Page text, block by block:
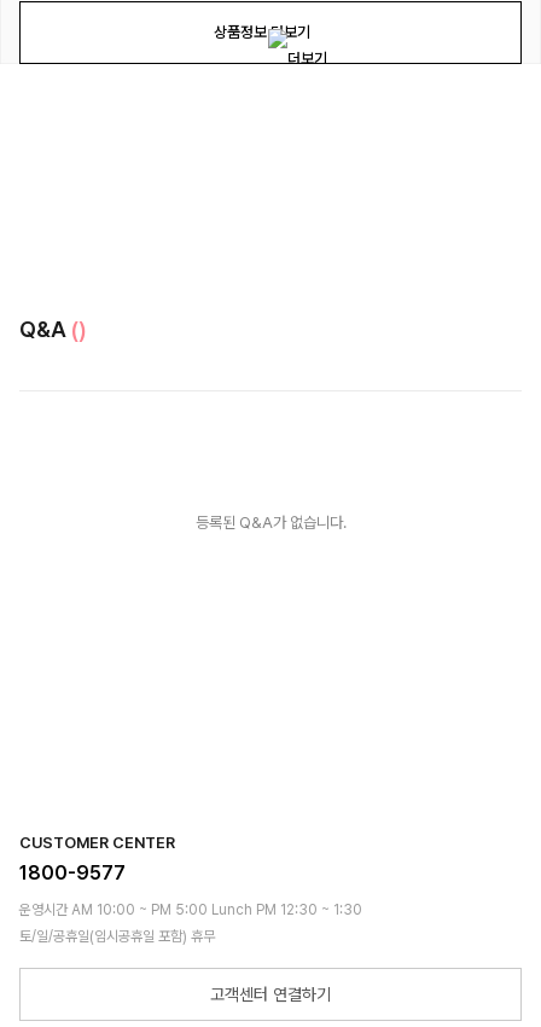
상품정보 더보기
Q&A ()
등록된 Q&A가 없습니다.
CUSTOMER CENTER
1800-9577
운영시간 AM 10:00 ~ PM 5:00 Lunch PM 12:30 ~ 1:30
토/일/공휴일(임시공휴일 포함) 휴무
고객센터 연결하기